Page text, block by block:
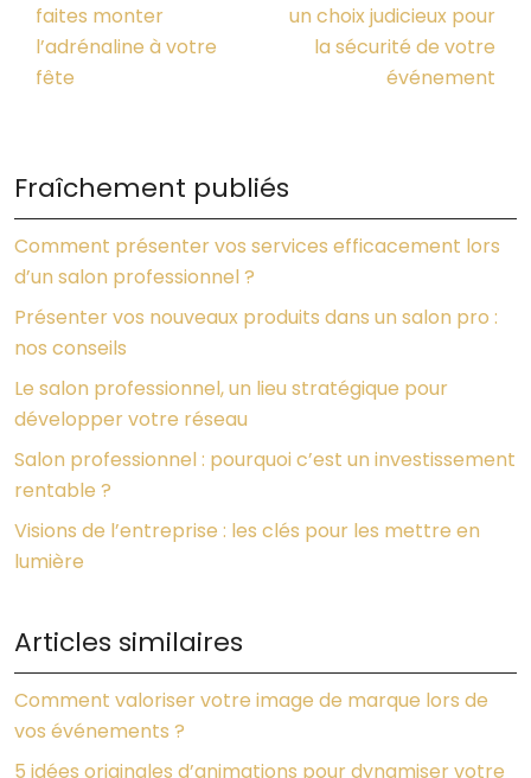
faites monter
l’adrénaline à votre
fête
un choix judicieux pour
la sécurité de votre
événement
Fraîchement publiés
Comment présenter vos services efficacement lors
d’un salon professionnel ?
Présenter vos nouveaux produits dans un salon pro :
nos conseils
Le salon professionnel, un lieu stratégique pour
développer votre réseau
Salon professionnel : pourquoi c’est un investissement
rentable ?
Visions de l’entreprise : les clés pour les mettre en
lumière
Articles similaires
Comment valoriser votre image de marque lors de
vos événements ?
5 idées originales d’animations pour dynamiser votre